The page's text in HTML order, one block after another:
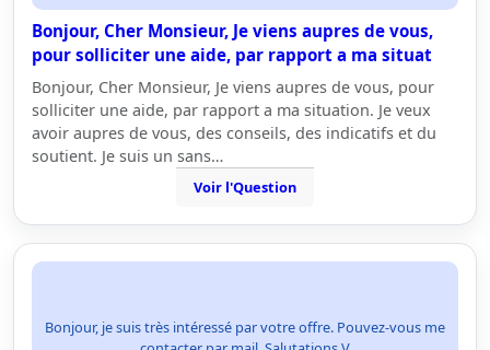
Bonjour, Cher Monsieur, Je viens aupres de vous,
pour solliciter une aide, par rapport a ma situat
Bonjour, Cher Monsieur, Je viens aupres de vous, pour
solliciter une aide, par rapport a ma situation. Je veux
avoir aupres de vous, des conseils, des indicatifs et du
soutient. Je suis un sans…
Voir l'Question
Bonjour, je suis très intéressé par votre offre. Pouvez-vous me